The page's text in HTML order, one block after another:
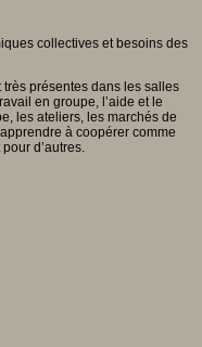
présentes dans les salles
en groupe, l’aide et le
les ateliers, les marchés de
à coopérer comme
d’autres.